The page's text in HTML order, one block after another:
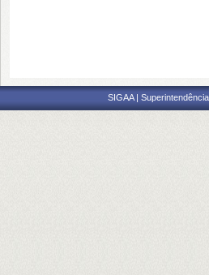
SIGAA |